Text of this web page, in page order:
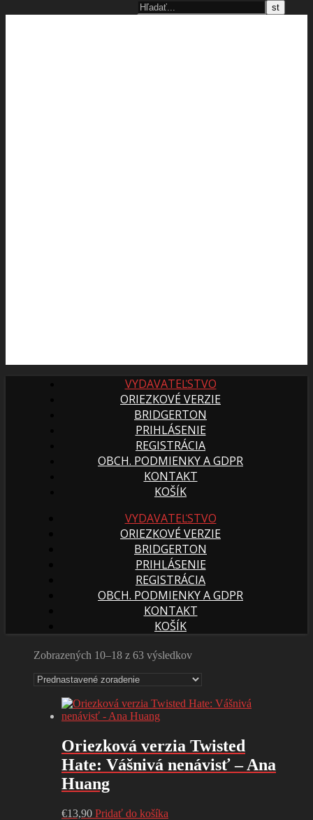
VYDAVATEĽSTVO
ORIEZKOVÉ VERZIE
BRIDGERTON
PRIHLÁSENIE
REGISTRÁCIA
OBCH. PODMIENKY A GDPR
KONTAKT
KOŠÍK
VYDAVATEĽSTVO
ORIEZKOVÉ VERZIE
BRIDGERTON
PRIHLÁSENIE
REGISTRÁCIA
OBCH. PODMIENKY A GDPR
KONTAKT
KOŠÍK
Zobrazených 10–18 z 63 výsledkov
Oriezková verzia Twisted
Hate: Vášnivá nenávisť – Ana
Huang
€13,90 Pridať do košíka